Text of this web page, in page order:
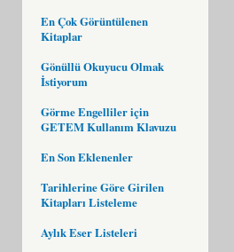
En Çok Görüntülenen
Kitaplar
Gönüllü Okuyucu Olmak
İstiyorum
Görme Engelliler için
GETEM Kullanım Klavuzu
En Son Eklenenler
Tarihlerine Göre Girilen
Kitapları Listeleme
Aylık Eser Listeleri